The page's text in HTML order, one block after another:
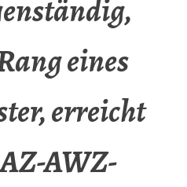
eines
erreicht
AWZ-